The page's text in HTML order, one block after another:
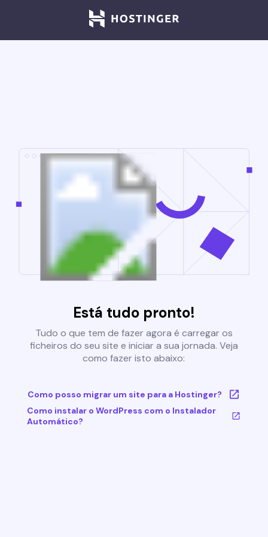
Está tudo pronto!
Tudo o que tem de fazer agora é carregar os
ficheiros do seu site e iniciar a sua jornada. Veja
como fazer isto abaixo:
Como posso migrar um site para a Hostinger?
Como instalar o WordPress com o Instalador
Automático?